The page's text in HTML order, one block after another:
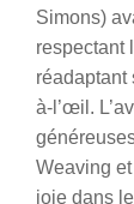
Simons)
respectant
réadaptant
à-l’œil.
Weaving
joie dans